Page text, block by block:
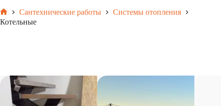
Главная
Сантехнические работы
Системы отопления
Котельные